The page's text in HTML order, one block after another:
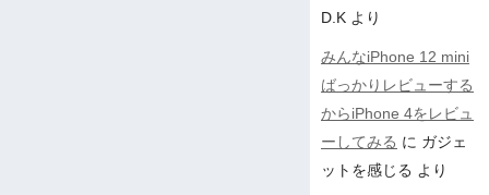
D.K より
みんなiPhone 12 mini
ばっかりレビューする
からiPhone 4をレビュ
ーしてみる に ガジェ
ットを感じる より